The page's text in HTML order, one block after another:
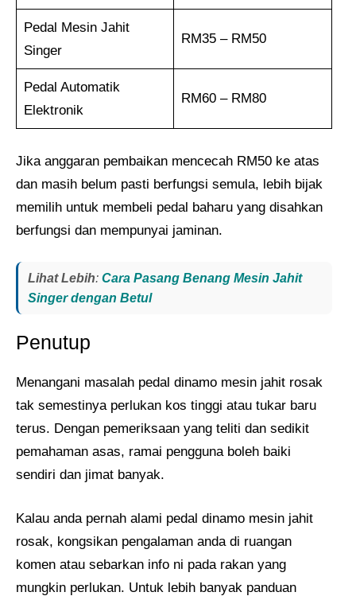
Pedal Mesin Jahit
Singer
RM35 – RM50
Pedal Automatik
Elektronik
RM60 – RM80
Jika anggaran pembaikan mencecah RM50 ke atas
dan masih belum pasti berfungsi semula, lebih bijak
memilih untuk membeli pedal baharu yang disahkan
berfungsi dan mempunyai jaminan.
Lihat Lebih: Cara Pasang Benang Mesin Jahit
Singer dengan Betul
Penutup
Menangani masalah pedal dinamo mesin jahit rosak
tak semestinya perlukan kos tinggi atau tukar baru
terus. Dengan pemeriksaan yang teliti dan sedikit
pemahaman asas, ramai pengguna boleh baiki
sendiri dan jimat banyak.
Kalau anda pernah alami pedal dinamo mesin jahit
rosak, kongsikan pengalaman anda di ruangan
komen atau sebarkan info ni pada rakan yang
mungkin perlukan. Untuk lebih banyak panduan